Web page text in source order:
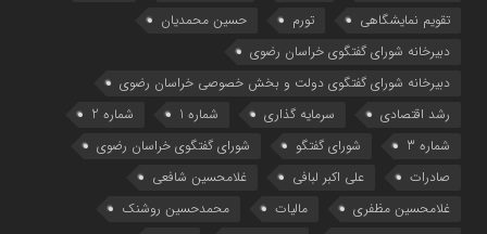
تقویم نمایشگاهی
تورم
حسین محمدیان
دبیرخانه شورای گفتگوی خراسان رضوی
دبیرخانه شورای گفتگوی دولت و بخش خصوصی خراسان رضوی
رشد اقتصادی
سرمایه گذاری شماره 1
شماره 2
شماره 3
شورای گفتگو
شورای گفتگوی خراسان رضوی
صادرات
علی اکبر لبافی
غلامحسین شافعی
غلامحسین مظفری
مالیات
محمدحسین روشنک